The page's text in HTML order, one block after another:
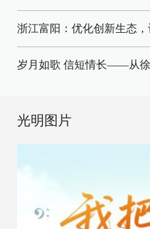
浙江富阳：优化创新生态
岁月如歌 信短情长——从
光明图片